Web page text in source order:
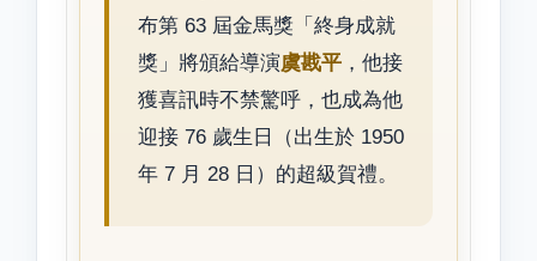
布第 63 屆金馬獎「終身成就
獎」將頒給導演虞戡平 ，他接
獲喜訊時不禁驚呼，也成為他
迎接 76 歲生日（出生於 1950
年 7 月 28 日）的超級賀禮。